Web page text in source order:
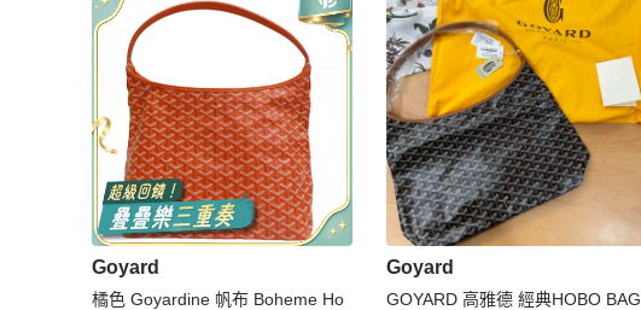
Goyard
橘色 Goyardine 帆布 Boheme Ho
Goyard
GOYARD 高雅德 經典HOBO BAG